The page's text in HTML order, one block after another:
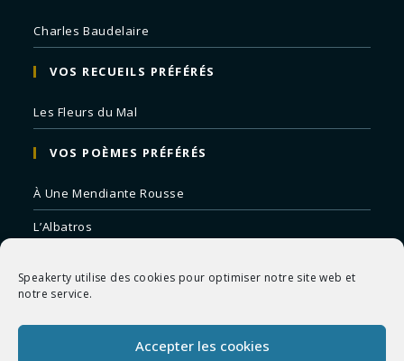
Speakerty utilise des cookies pour optimiser notre site web et
notre service.
Accepter les cookies
Charles Baudelaire
VOS RECUEILS PRÉFÉRÉS
Les Fleurs du Mal
VOS POÈMES PRÉFÉRÉS
À Une Mendiante Rousse
L’Albatros
Remords Posthume
La Mort des Artistes